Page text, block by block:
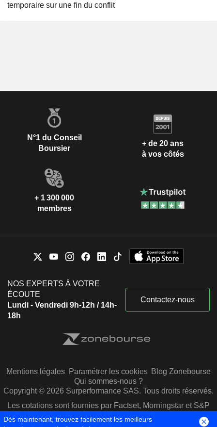
temporaire sur une fin du conflit
N°1 du Conseil
Boursier
+ de 20 ans
à vos côtés
+ 1 300 000
membres
NOS EXPERTS À VOTRE
ÉCOUTE
Lundi - Vendredi 9h-12h / 14h-
18h
Contactez-nous
Mentions légales Paramétrer les cookies Blog Zonebourse
Qui sommes-nous ?
Copyright © 2026 Surperformance SAS. Tous droits réservés.
Les cotations sont fournies par Factset, Morningstar et S&P
Capital IQ
Dès maintenant, trouvez facilement les meilleurs